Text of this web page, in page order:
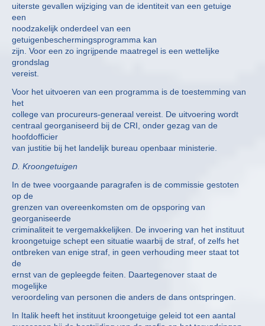
uiterste gevallen wijziging van de identiteit van een getuige
een
noodzakelijk onderdeel van een
getuigenbeschermingsprogramma kan
zijn. Voor een zo ingrijpende maatregel is een wettelijke
grondslag
vereist.
Voor het uitvoeren van een programma is de toestemming van
het
college van procureurs-generaal vereist. De uitvoering wordt
centraal georganiseerd bij de CRI, onder gezag van de
hoofdofficier
van justitie bij het landelijk bureau openbaar ministerie.
D. Kroongetuigen
In de twee voorgaande paragrafen is de commissie gestoten
op de
grenzen van overeenkomsten om de opsporing van
georganiseerde
criminaliteit te vergemakkelijken. De invoering van het instituut
kroongetuige schept een situatie waarbij de straf, of zelfs het
ontbreken van enige straf, in geen verhouding meer staat tot
de
ernst van de gepleegde feiten. Daartegenover staat de
mogelijke
veroordeling van personen die anders de dans ontspringen.
In Italik heeft het instituut kroongetuige geleid tot een aantal